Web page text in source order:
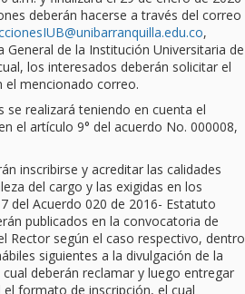
deberán hacerse a través del correo
,
General de la Institución Universitaria de
los interesados deberán solicitar el
mencionado correo.
se realizará teniendo en cuenta el
el artículo 9° del acuerdo No. 000008,
inscribirse y acreditar las calidades
del cargo y las exigidas en los
del Acuerdo 020 de 2016- Estatuto
publicados en la convocatoria de
Rector según el caso respectivo, dentro
siguientes a la divulgación de la
deberán reclamar y luego entregar
el formato de inscripción, el cual